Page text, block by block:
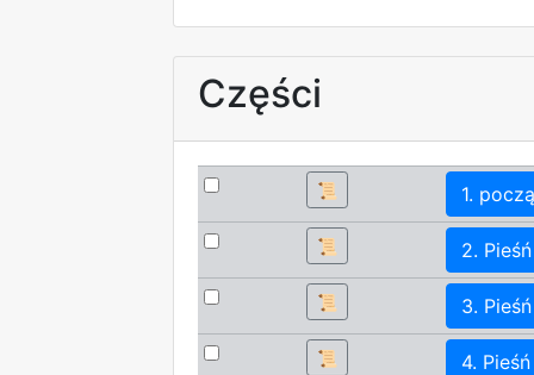
Części
📜 1.
📜 2.
📜 3.
📜 4. Pieśń